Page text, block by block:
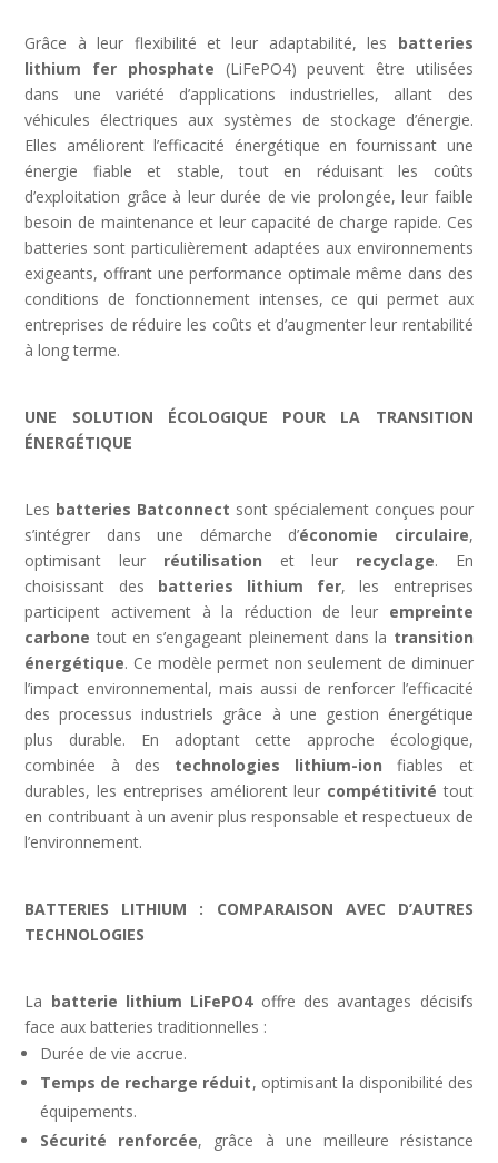
Grâce à leur flexibilité et leur adaptabilité, les batteries
lithium fer phosphate (LiFePO4) peuvent être utilisées
dans une variété d’applications industrielles, allant des
véhicules électriques aux systèmes de stockage d’énergie.
Elles améliorent l’efficacité énergétique en fournissant une
énergie fiable et stable, tout en réduisant les coûts
d’exploitation grâce à leur durée de vie prolongée, leur faible
besoin de maintenance et leur capacité de charge rapide. Ces
batteries sont particulièrement adaptées aux environnements
exigeants, offrant une performance optimale même dans des
conditions de fonctionnement intenses, ce qui permet aux
entreprises de réduire les coûts et d’augmenter leur rentabilité
à long terme.
UNE SOLUTION ÉCOLOGIQUE POUR LA TRANSITION
ÉNERGÉTIQUE
Les batteries Batconnect sont spécialement conçues pour
s’intégrer dans une démarche d’économie circulaire,
optimisant leur réutilisation et leur recyclage. En
choisissant des batteries lithium fer, les entreprises
participent activement à la réduction de leur empreinte
carbone tout en s’engageant pleinement dans la transition
énergétique. Ce modèle permet non seulement de diminuer
l’impact environnemental, mais aussi de renforcer l’efficacité
des processus industriels grâce à une gestion énergétique
plus durable. En adoptant cette approche écologique,
combinée à des technologies lithium-ion fiables et
durables, les entreprises améliorent leur compétitivité tout
en contribuant à un avenir plus responsable et respectueux de
l’environnement.
BATTERIES LITHIUM : COMPARAISON AVEC D’AUTRES
TECHNOLOGIES
La batterie lithium LiFePO4offre des avantages décisifs
face aux batteries traditionnelles :
Durée de vie accrue.
Temps de recharge réduit, optimisant la disponibilité des
équipements.
Sécurité renforcée, grâce à une meilleure résistance